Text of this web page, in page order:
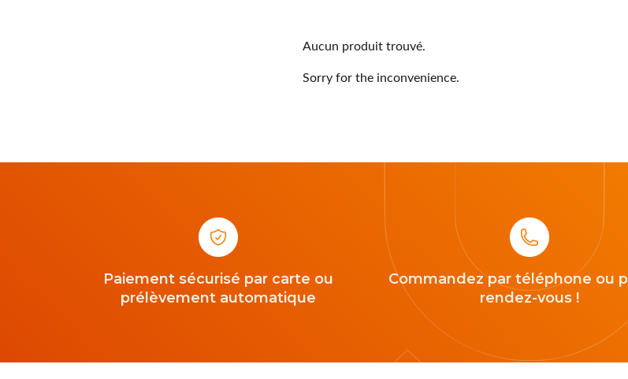
Aucun produit trouvé.
Sorry for the inconvenience.
Paiement sécurisé par carte ou
prélèvement automatique
Commandez par téléphone ou
rendez-vous !